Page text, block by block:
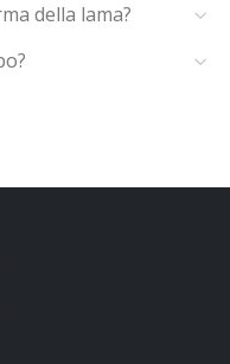
della lama?